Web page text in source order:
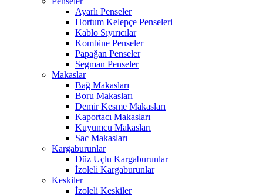
Ayarlı Penseler
Hortum Kelepçe Penseleri
Kablo Sıyırıcılar
Kombine Penseler
Papağan Penseler
Segman Penseler
Makaslar
Bağ Makasları
Boru Makasları
Demir Kesme Makasları
Kaportacı Makasları
Kuyumcu Makasları
Sac Makasları
Kargaburunlar
Düz Uçlu Kargaburunlar
İzoleli Kargaburunlar
Keskiler
İzoleli Keskiler